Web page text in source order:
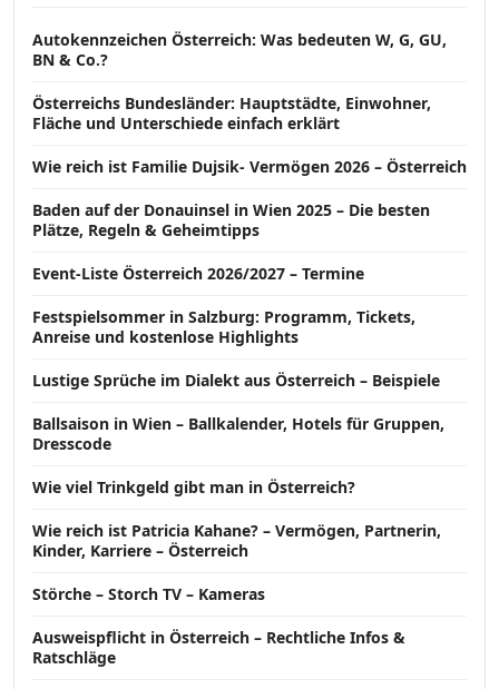
Autokennzeichen Österreich: Was bedeuten W, G, GU,
BN & Co.?
Österreichs Bundesländer: Hauptstädte, Einwohner,
Fläche und Unterschiede einfach erklärt
Wie reich ist Familie Dujsik- Vermögen 2026 – Österreich
Baden auf der Donauinsel in Wien 2025 – Die besten
Plätze, Regeln & Geheimtipps
Event-Liste Österreich 2026/2027 – Termine
Festspielsommer in Salzburg: Programm, Tickets,
Anreise und kostenlose Highlights
Lustige Sprüche im Dialekt aus Österreich – Beispiele
Ballsaison in Wien – Ballkalender, Hotels für Gruppen,
Dresscode
Wie viel Trinkgeld gibt man in Österreich?
Wie reich ist Patricia Kahane? – Vermögen, Partnerin,
Kinder, Karriere – Österreich
Störche – Storch TV – Kameras
Ausweispflicht in Österreich – Rechtliche Infos &
Ratschläge